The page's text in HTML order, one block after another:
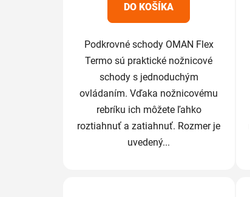
DO KOŠÍKA
Podkrovné schody OMAN Flex
Termo sú praktické nožnicové
schody s jednoduchým
ovládaním. Vďaka nožnicovému
rebríku ich môžete ľahko
roztiahnuť a zatiahnuť. Rozmer je
uvedený...